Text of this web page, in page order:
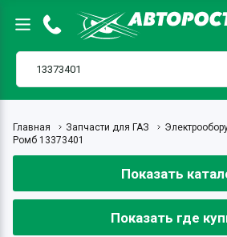
Главная Запчасти для ГАЗ
Ромб 13373401
Показать
Показать где